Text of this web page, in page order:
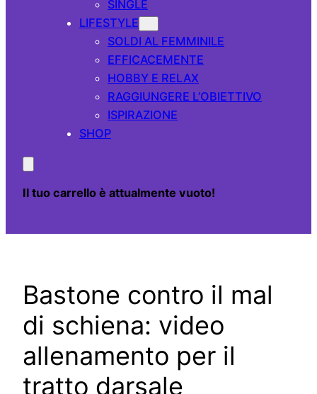
SINGLE
LIFESTYLE
SOLDI AL FEMMINILE
EFFICACEMENTE
HOBBY E RELAX
RAGGIUNGERE L’OBIETTIVO
ISPIRAZIONE
SHOP
Il tuo carrello è attualmente vuoto!
Bastone contro il mal
di schiena: video
allenamento per il
tratto darsale